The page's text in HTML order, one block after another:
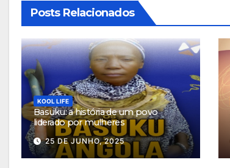
Posts Relacionados
KOOL LIFE
Basuku: a história de um povo
liderado por mulheres
25 DE JUNHO, 2025